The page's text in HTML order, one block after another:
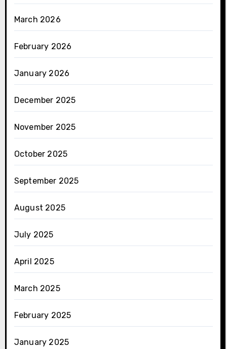
March 2026
February 2026
January 2026
December 2025
November 2025
October 2025
September 2025
August 2025
July 2025
April 2025
March 2025
February 2025
January 2025